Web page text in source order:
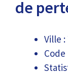
de
Ville
Code